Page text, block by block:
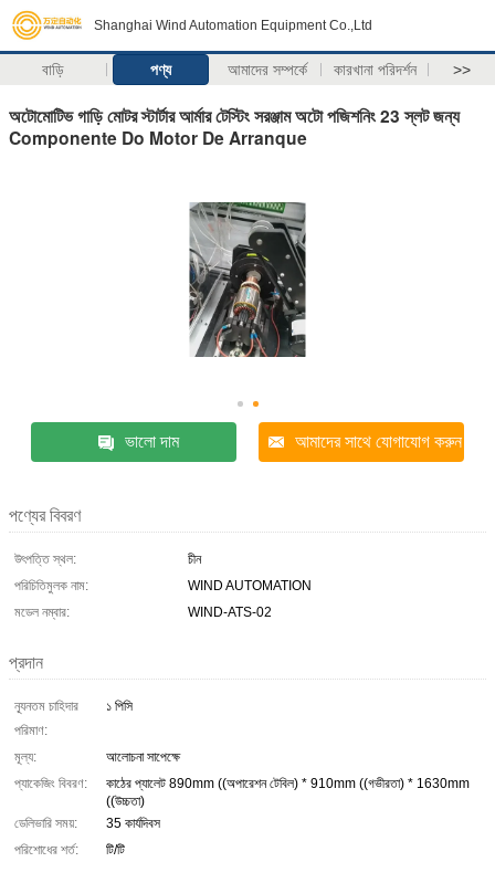
Shanghai Wind Automation Equipment Co.,Ltd
বাড়ি পণ্য আমাদের সম্পর্কে কারখানা পরিদর্শন >>
অটোমোটিভ গাড়ি মোটর স্টার্টার আর্মার টেস্টিং সরঞ্জাম অটো পজিশনিং 23 স্লট জন্য
Componente Do Motor De Arranque
ভালো দাম আমাদের সাথে যোগাযোগ করুন
পণ্যের বিবরণ
উৎপত্তি স্থল:
চীন
পরিচিতিমুলক নাম:
WIND AUTOMATION
মডেল নম্বার:
WIND-ATS-02
প্রদান
ন্যূনতম চাহিদার
পরিমাণ:
১ পিসি
মূল্য:
আলোচনা সাপেক্ষে
প্যাকেজিং বিবরণ:
কাঠের প্যালেট 890mm ((অপারেশন টেবিল) * 910mm ((গভীরতা) * 1630mm
((উচ্চতা)
ডেলিভারি সময়:
35 কার্যদিবস
পরিশোধের শর্ত:
টি/টি